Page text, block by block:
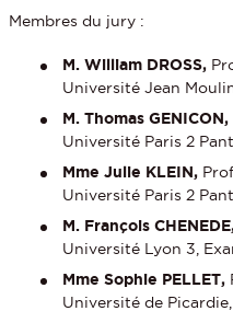
Membres du jury :
M. William DROSS,
Université Jean
M. Thomas GENICON,
Université Paris 2
Mme Julie KLEIN,
Université Paris 2
M. François
Université Lyon 3,
Mme Sophie PELLET,
Université de